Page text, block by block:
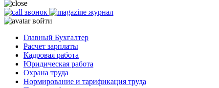
звонок
журнал
войти
Главный Бухгалтер
Расчет зарплаты
Кадровая работа
Юридическая работа
Охрана труда
Нормирование и тарификация труда